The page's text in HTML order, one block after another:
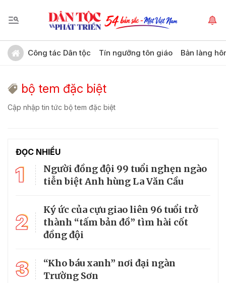
Công tác Dân tộc Tín ngưỡng tôn giáo Bản làng
bộ tem đặc biệt
Cập nhập tin tức bộ tem đặc biệt
ĐỌC NHIỀU
1
Người đồng đội 99 tuổi nghẹn ngào
tiễn biệt Anh hùng La Văn Cầu
2
Ký ức của cựu giao liên 96 tuổi trở
thành “tấm bản đồ” tìm hài cốt
đồng đội
3
“Kho báu xanh” nơi đại ngàn
Trường Sơn